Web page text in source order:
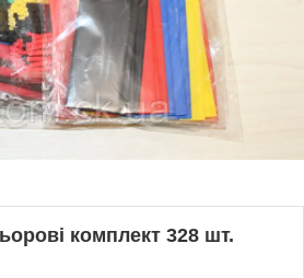
комплект 328 шт.